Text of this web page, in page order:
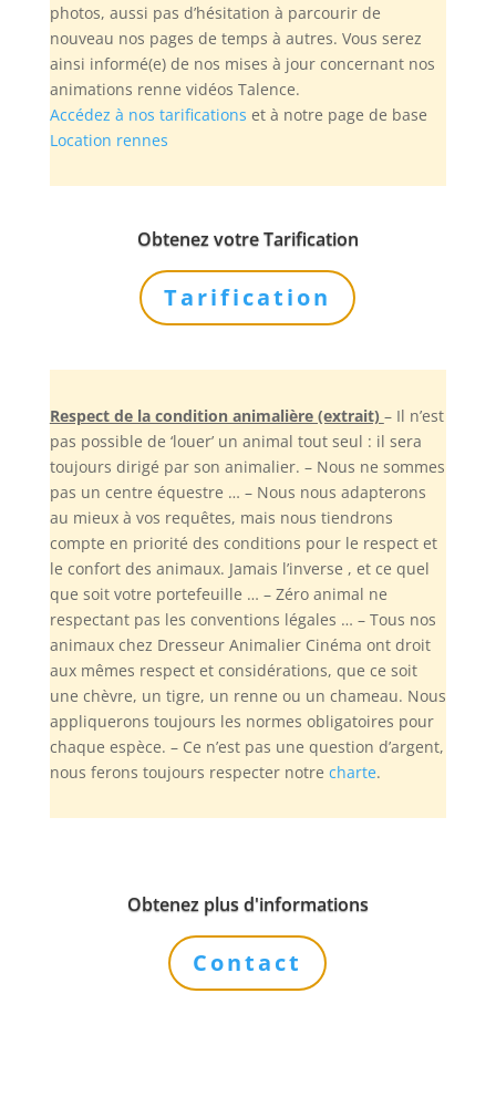
photos, aussi pas d’hésitation à parcourir de
nouveau nos pages de temps à autres. Vous serez
ainsi informé(e) de nos mises à jour concernant nos
animations renne vidéos Talence.
Accédez à nos tarifications et à notre page de base
Location rennes
Obtenez votre Tarification
Tarification
Respect de la condition animalière (extrait) – Il n’est
pas possible de ‘louer’ un animal tout seul : il sera
toujours dirigé par son animalier. – Nous ne sommes
pas un centre équestre … – Nous nous adapterons
au mieux à vos requêtes, mais nous tiendrons
compte en priorité des conditions pour le respect et
le confort des animaux. Jamais l’inverse , et ce quel
que soit votre portefeuille … – Zéro animal ne
respectant pas les conventions légales … – Tous nos
animaux chez Dresseur Animalier Cinéma ont droit
aux mêmes respect et considérations, que ce soit
une chèvre, un tigre, un renne ou un chameau. Nous
appliquerons toujours les normes obligatoires pour
chaque espèce. – Ce n’est pas une question d’argent,
nous ferons toujours respecter notre charte.
Obtenez plus d'informations
Contact